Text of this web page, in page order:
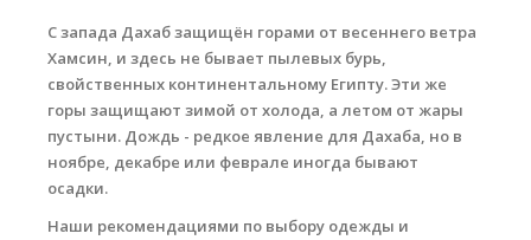
С запада Дахаб защищён горами от весеннего ветра
Хамсин, и здесь не бывает пылевых бурь,
свойственных континентальному Египту. Эти же
горы защищают зимой от холода, а летом от жары
пустыни. Дождь - редкое явление для Дахаба, но в
ноябре, декабре или феврале иногда бывают
осадки.
Наши рекомендациями по выбору одежды и